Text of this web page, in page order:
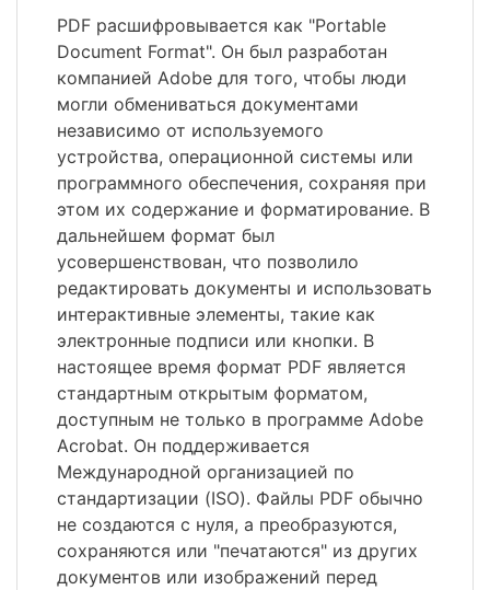
PDF расшифровывается как "Portable
Document Format". Он был разработан
компанией Adobe для того, чтобы люди
могли обмениваться документами
независимо от используемого
устройства, операционной системы или
программного обеспечения, сохраняя при
этом их содержание и форматирование. В
дальнейшем формат был
усовершенствован, что позволило
редактировать документы и использовать
интерактивные элементы, такие как
электронные подписи или кнопки. В
настоящее время формат PDF является
стандартным открытым форматом,
доступным не только в программе Adobe
Acrobat. Он поддерживается
Международной организацией по
стандартизации (ISO). Файлы PDF обычно
не создаются с нуля, а преобразуются,
сохраняются или "печатаются" из других
документов или изображений перед